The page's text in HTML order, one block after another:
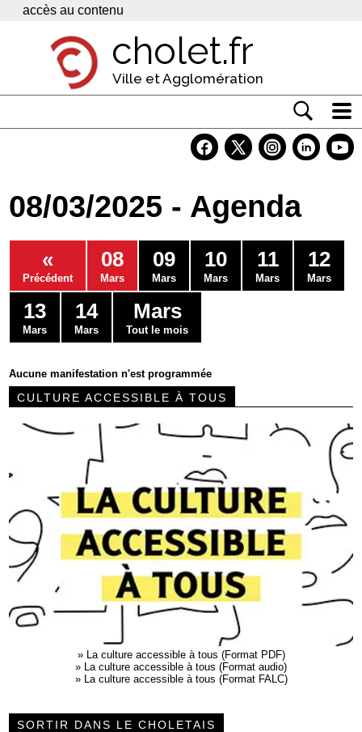
Panneau de gestion des cookies
accès au contenu
cholet.fr
Ville et Agglomération
Economie
Services
Contacts
08/03/2025 - Agenda
«
Précédent
08
Mars
09
Mars
10
Mars
11
Mars
12
Mars
13
Mars
14
Mars
Mars
Tout le mois
Aucune manifestation n'est programmée
CULTURE ACCESSIBLE À TOUS
»
La culture accessible à tous (Format PDF)
»
La culture accessible à tous (Format audio)
»
La culture accessible à tous (Format FALC)
SORTIR DANS LE CHOLETAIS